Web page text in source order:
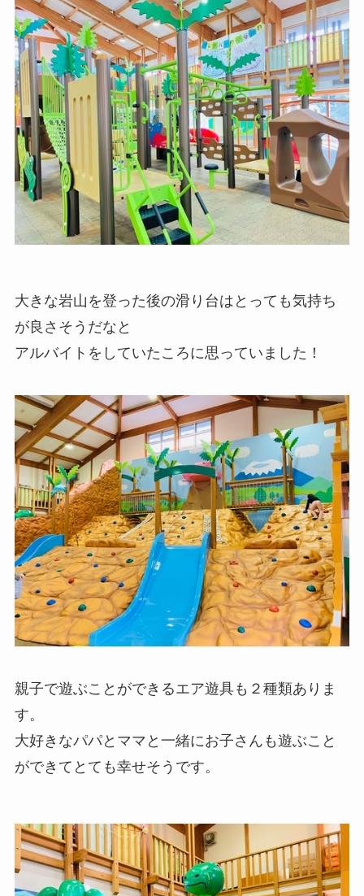
大きな岩山を登った後の滑り台はとっても気持ち
が良さそうだなと
アルバイトをしていたころに思っていました！
親子で遊ぶことができるエア遊具も２種類ありま
す。
大好きなパパとママと一緒にお子さんも遊ぶこと
ができてとても幸せそうです。